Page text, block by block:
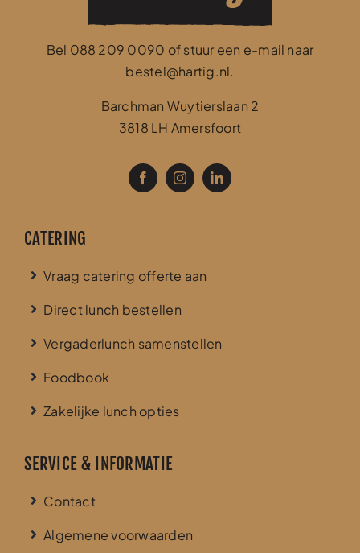
Bel 088 209 0090 of stuur een e-mail naar
bestel@hartig.nl.
Barchman Wuytierslaan 2
3818 LH Amersfoort
CATERING
Vraag catering offerte aan
Direct lunch bestellen
Vergaderlunch samenstellen
Foodbook
Zakelijke lunch opties
SERVICE & INFORMATIE
Contact
Algemene voorwaarden